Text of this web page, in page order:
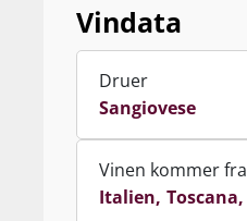
Vindata
Druer
Sangiovese
Vinen kommer fra
Italien Toscana